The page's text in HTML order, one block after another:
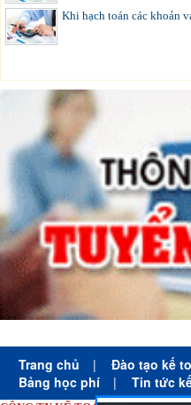
Khi hạch toán các khoản
Trang chủ | Đào tạo kế
Bảng học phí
| Tin tức